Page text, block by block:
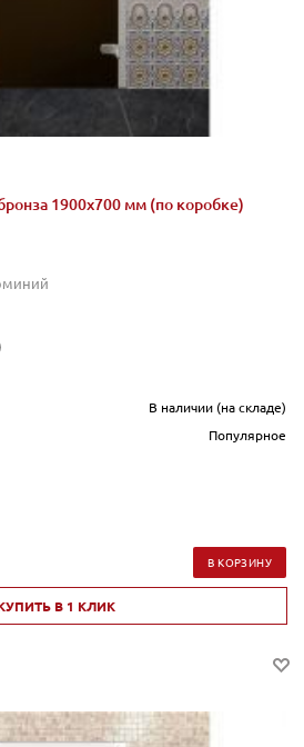
1900х700 мм (по коробке)
В наличии (на складе)
Популярное
В КОРЗИНУ
В 1 КЛИК